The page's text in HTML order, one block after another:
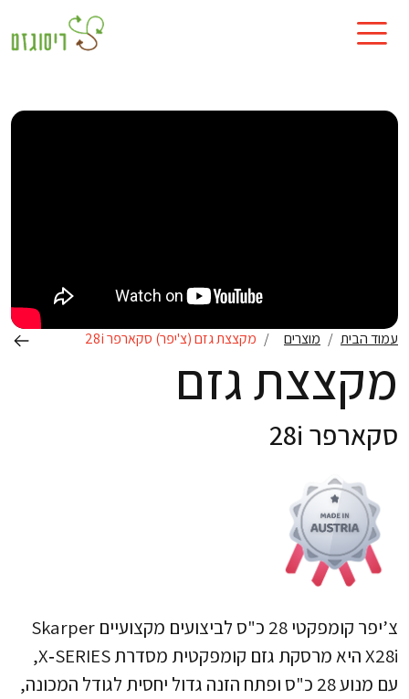
עמוד הבית מוצרים מקצצת גזם (צ'יפר) סקארפר 28i
מקצצת גזם
סקארפר 28i
צ’יפר קומפקטי 28 כ"ס לביצועים מקצועיים Skarper
X28i היא מרסקת גזם קומפקטית מסדרת X‑SERIES,
עם מנוע 28 כ"ס ופתח הזנה גדול יחסית לגודל המכונה,